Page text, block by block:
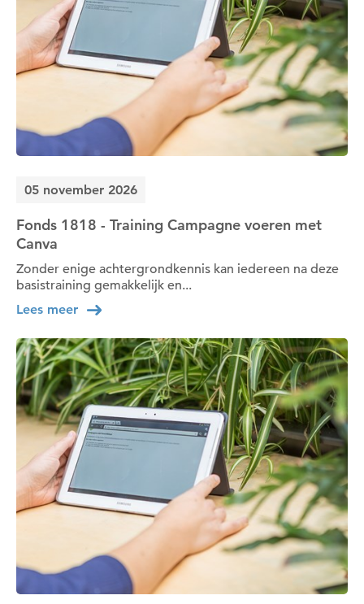
05 november 2026
Fonds 1818 - Training Campagne voeren met
Canva
Zonder enige achtergrondkennis kan iedereen na deze
basistraining gemakkelijk en...
Lees meer
Ja
Om gereedschap te kunnen lenen moet je eerst
een datum kiezen